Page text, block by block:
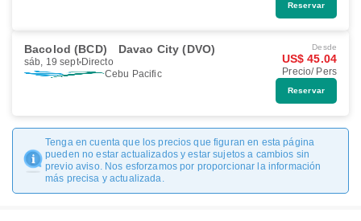
Reservar
Bacolod (BCD) Davao City (DVO)
sáb, 19 sept Directo
Cebu Pacific
Desde
US$ 45.04
Precio/ Pers
Reservar
Tenga en cuenta que los precios que figuran en esta página
pueden no estar actualizados y estar sujetos a cambios sin
previo aviso. Nos esforzamos por proporcionar la información
más precisa y actualizada.